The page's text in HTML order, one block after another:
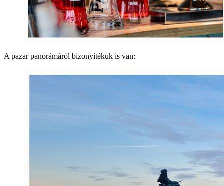
A pazar panorámáról bizonyítékuk is van: